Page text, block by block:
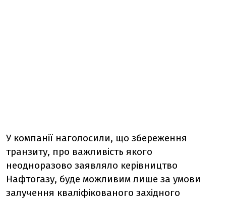
У компанії наголосили, що збереження
транзиту, про важливість якого
неодноразово заявляло керівництво
Нафтогазу, буде можливим лише за умови
залучення кваліфікованого західного